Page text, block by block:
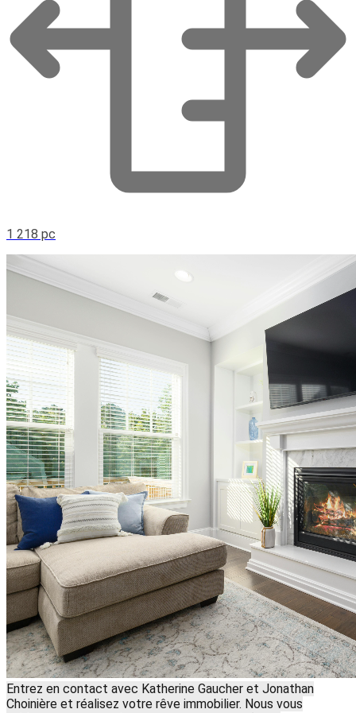
1 218 pc
Entrez en contact avec Katherine Gaucher et Jonathan
Choinière et réalisez votre rêve immobilier. Nous vous